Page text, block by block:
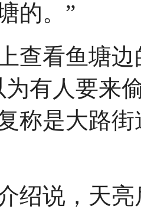
的。”
查看鱼塘
为有人要来
称是大路
绍说，天